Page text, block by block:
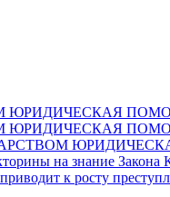
ПОМОЩЬ —
ЮРИДИЧЕСКАЯ
на знание
к росту